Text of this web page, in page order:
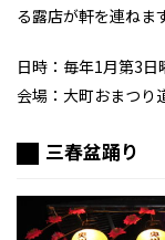
る露店が軒を連ねま
日時：毎年1月第3日
会場：大町おまつり
三春盆踊り